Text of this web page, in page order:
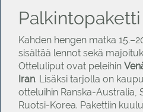
Palkintopaketti
Kahden hengen matka
sisältää lennot sekä
Otteluliput ovat peleihin
Iran. Lisäksi tarjolla on
otteluihin Ranska-Australia,
Ruotsi-Korea. Pakettiin